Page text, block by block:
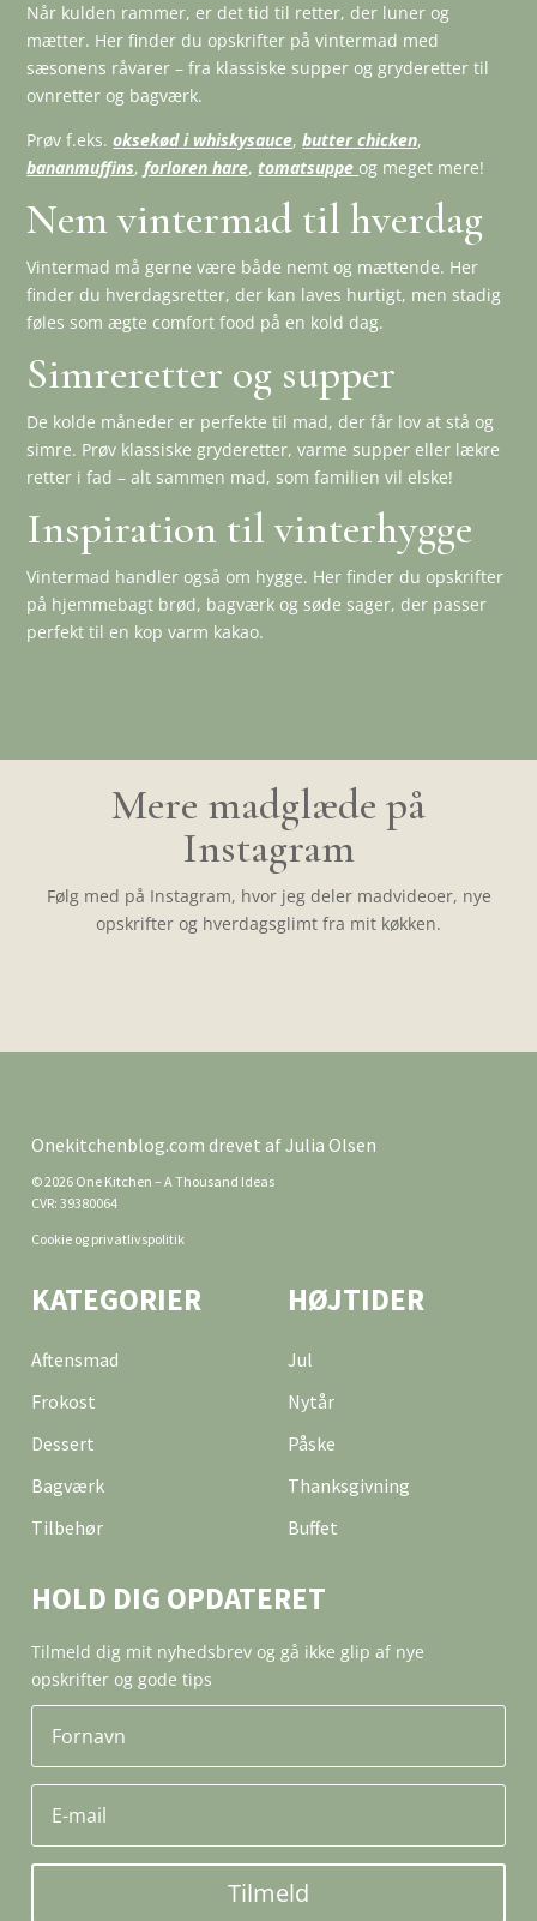
Når kulden rammer, er det tid til retter, der luner og
mætter. Her finder du opskrifter på vintermad med
sæsonens råvarer – fra klassiske supper og gryderetter til
ovnretter og bagværk.
Prøv f.eks.oksekød i whiskysauce,butter chicken,
bananmuffins,forloren hare, tomatsuppe og meget mere!
Nem vintermad til hverdag
Vintermad må gerne være både nemt og mættende. Her
finder du hverdagsretter, der kan laves hurtigt, men stadig
føles som ægte comfort food på en kold dag.
Simreretter og supper
De kolde måneder er perfekte til mad, der får lov at stå og
simre. Prøv klassiske gryderetter, varme supper eller lækre
retter i fad – alt sammen mad, som familien vil elske!
Inspiration til vinterhygge
Vintermad handler også om hygge. Her finder du opskrifter
på hjemmebagt brød, bagværk og søde sager, der passer
perfekt til en kop varm kakao.
Mere madglæde på
Instagram
Følg med på Instagram, hvor jeg deler madvideoer, nye
opskrifter og hverdagsglimt fra mit køkken.
Onekitchenblog.com drevet af Julia Olsen
© 2026 One Kitchen – A Thousand Ideas
CVR: 39380064
Cookie og privatlivspolitik
KATEGORIER
Aftensmad
Frokost
Dessert
Bagværk
Tilbehør
HØJTIDER
Jul
Nytår
Påske
Thanksgivning
Buffet
HOLD DIG OPDATERET
Tilmeld dig mit nyhedsbrev og gå ikke glip af nye
opskrifter og gode tips
Tilmeld